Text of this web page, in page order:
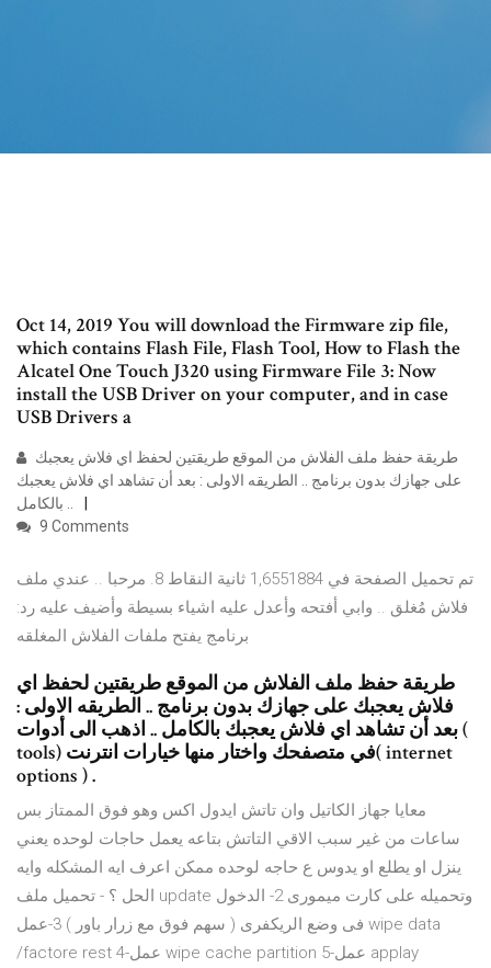
Oct 14, 2019 You will download the Firmware zip file,
which contains Flash File, Flash Tool, How to Flash the
Alcatel One Touch J320 using Firmware File 3: Now
install the USB Driver on your computer, and in case
USB Drivers a
على جهازك بدون برنامج .. الطريقه الاولى : بعد أن تشاهد اي فلاش يعجبك
بالكامل ..
9 Comments
تم تحميل الصفحة في 1,6551884 ثانية النقاط 8. مرحبا .. عندي ملف
فلاش مُغلق .. وابي أفتحه وأعدل عليه اشياء بسيطة وأضيف عليه رد:
برنامج يفتح ملفات الفلاش المغلقه
طريقة حفظ ملف الفلاش من الموقع طريقتين لحفظ اي
فلاش يعجبك على جهازك بدون برنامج .. الطريقه الاولى :
بعد أن تشاهد اي فلاش يعجبك بالكامل .. اذهب الى أدوات (
tools) في متصفحك واختار منها خيارات انترنت( internet
options ) .
معايا جهاز الكاتيل وان تاتش ايدول اكس وهو فوق الممتاز بس
ساعات من غير سبب الاقي التاتش بتاعه يعمل حاجات لوحده يعني
ينزل او يطلع او يدوس ع حاجه لوحده ممكن اعرف ايه المشكله وايه
الحل ؟ - تحميل ملف update وتحميله على كارت ميمورى 2- الدخول
فى وضع الريكفرى ( سهم فوق مع زرار باور ) 3-عمل wipe data
/factore rest 4-عمل wipe cache partition 5-عمل applay